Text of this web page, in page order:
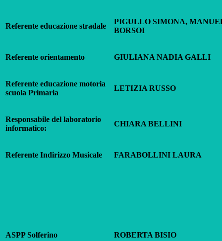
Referente educazione stradale
PIGULLO SIMONA,
BORSOI
Referente orientamento GIULIANA NADIA GALLI
Referente educazione motoria
scuola Primaria
LETIZIA RUSSO
Responsabile del laboratorio
informatico:
CHIARA BELLINI
Referente Indirizzo Musicale FARABOLLINI LAURA
ASPP Solferino ROBERTA BISIO